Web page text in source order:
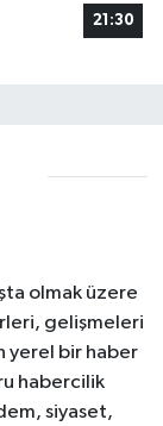
21:30
olmak üzere
gelişmeleri
yerel bir haber
habercilik
siyaset,